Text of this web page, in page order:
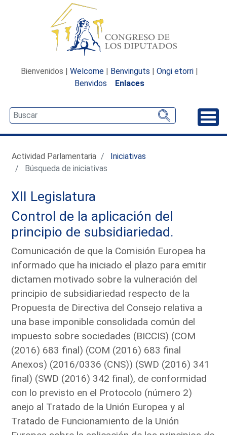
Bienvenidos | Welcome | Benvinguts | Ongi etorri |
Benvidos
Enlaces
Actividad Parlamentaria
Iniciativas
Búsqueda de iniciativas
XII Legislatura
Control de la aplicación del
principio de subsidiariedad.
Comunicación de que la Comisión Europea ha
informado que ha iniciado el plazo para emitir
dictamen motivado sobre la vulneración del
principio de subsidiariedad respecto de la
Propuesta de Directiva del Consejo relativa a
una base imponible consolidada común del
impuesto sobre sociedades (BICCIS) (COM
(2016) 683 final) (COM (2016) 683 final
Anexos) (2016/0336 (CNS)) (SWD (2016) 341
final) (SWD (2016) 342 final), de conformidad
con lo previsto en el Protocolo (número 2)
anejo al Tratado de la Unión Europea y al
Tratado de Funcionamiento de la Unión